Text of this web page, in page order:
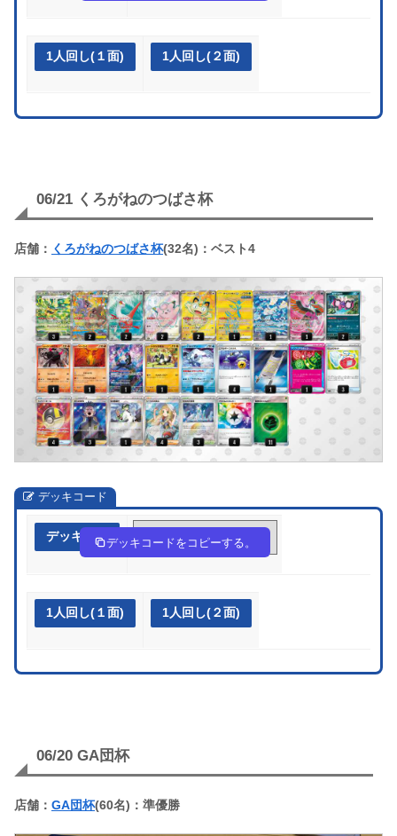
1人回し(１面) 1人回し(２面)
06/21 くろがねのつばさ杯
店舗： くろがねのつばさ杯(32名)：ベスト4
デッキコード
デッキ作成 GY8x8x-0bzFFI-8D4Gac
デッキコードをコピーする。
1人回し(１面) 1人回し(２面)
06/20 GA団杯
店舗： GA団杯(60名)：準優勝